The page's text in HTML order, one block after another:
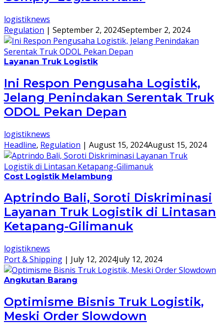
logistiknews
Regulation | September 2, 2024September 2, 2024
Layanan Truk Logistik
Ini Respon Pengusaha Logistik,
Jelang Penindakan Serentak Truk
ODOL Pekan Depan
logistiknews
Headline, Regulation | August 15, 2024August 15, 2024
Cost Logistik Melambung
Aptrindo Bali, Soroti Diskriminasi
Layanan Truk Logistik di Lintasan
Ketapang-Gilimanuk
logistiknews
Port & Shipping | July 12, 2024July 12, 2024
Angkutan Barang
Optimisme Bisnis Truk Logistik,
Meski Order Slowdown